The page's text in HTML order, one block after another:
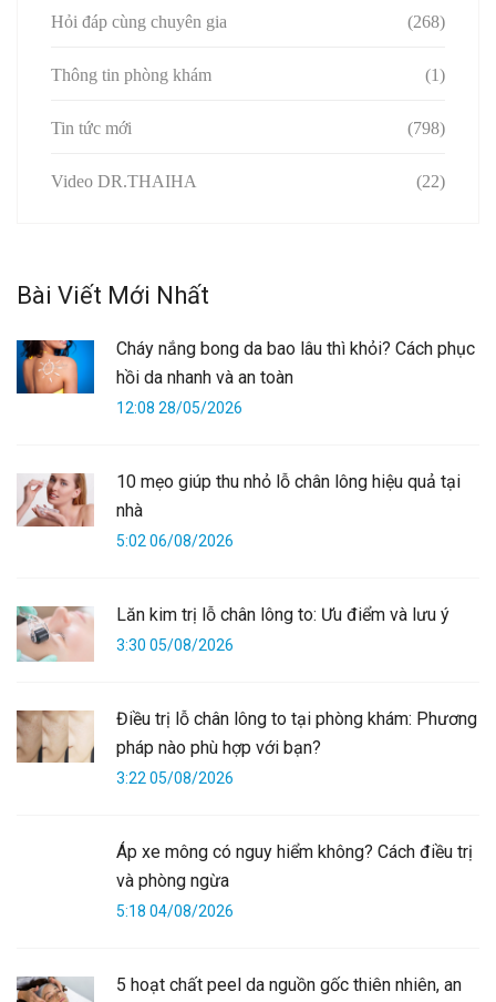
Hỏi đáp cùng chuyên gia (268)
Thông tin phòng khám (1)
Tin tức mới (798)
Video DR.THAIHA (22)
Bài Viết Mới Nhất
Cháy nắng bong da bao lâu thì khỏi? Cách phục
hồi da nhanh và an toàn
12:08 28/05/2026
10 mẹo giúp thu nhỏ lỗ chân lông hiệu quả tại
nhà
5:02 06/08/2026
Lăn kim trị lỗ chân lông to: Ưu điểm và lưu ý
3:30 05/08/2026
Điều trị lỗ chân lông to tại phòng khám: Phương
pháp nào phù hợp với bạn?
3:22 05/08/2026
Áp xe mông có nguy hiểm không? Cách điều trị
và phòng ngừa
5:18 04/08/2026
5 hoạt chất peel da nguồn gốc thiên nhiên, an